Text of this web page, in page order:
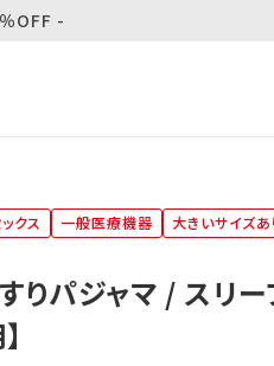
OFF -
クス 一般医療機器 大きいサイズあ
りパジャマ / スリ